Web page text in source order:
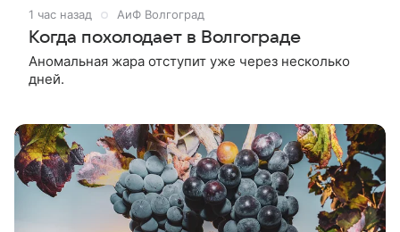
1 час назад АиФ Волгоград
Когда похолодает в Волгограде
Аномальная жара отступит уже через несколько
дней.